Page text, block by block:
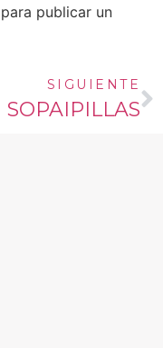
para publicar un
SIGUIENTE
SOPAIPILLAS